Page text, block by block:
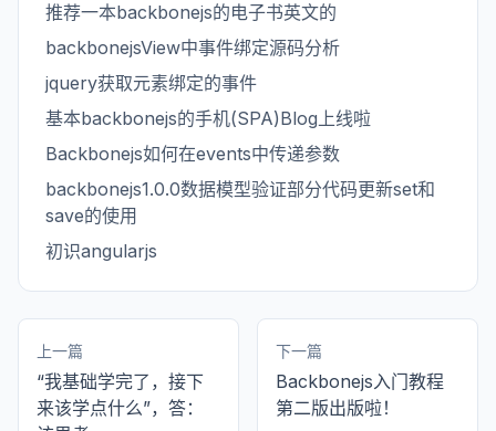
推荐一本backbonejs的电子书英文的
backbonejsView中事件绑定源码分析
jquery获取元素绑定的事件
基本backbonejs的手机(SPA)Blog上线啦
Backbonejs如何在events中传递参数
backbonejs1.0.0数据模型验证部分代码更新set和
save的使用
初识angularjs
上一篇
“我基础学完了，接下
来该学点什么”，答：
下一篇
Backbonejs入门教程
第二版出版啦！